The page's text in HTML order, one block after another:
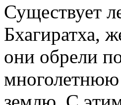
Существует
Бхагиратха,
они обрели
многолетнюю